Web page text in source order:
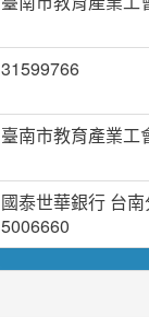
31599766
臺南市教育產業工
國泰世華銀行 台
5006660